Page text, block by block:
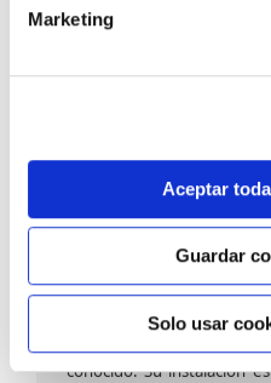
Marketing
Aceptar
Guardar
Solo usar
barniz multiadherente
fuegos, se recomienda
dado que el frotar en
colocación es cola en
colocación es fácil rápida y
Papel pintado calidad
Formado por una capa
conocido. Su instalación